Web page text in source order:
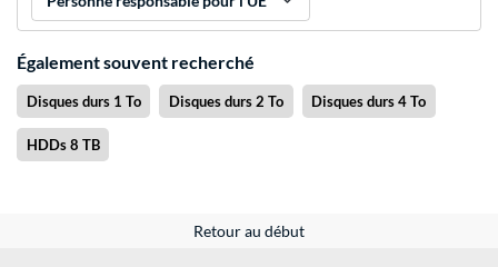
Également souvent recherché
Disques durs 1 To Disques durs 2 To Disques durs 4 To
HDDs 8 TB
Retour au début